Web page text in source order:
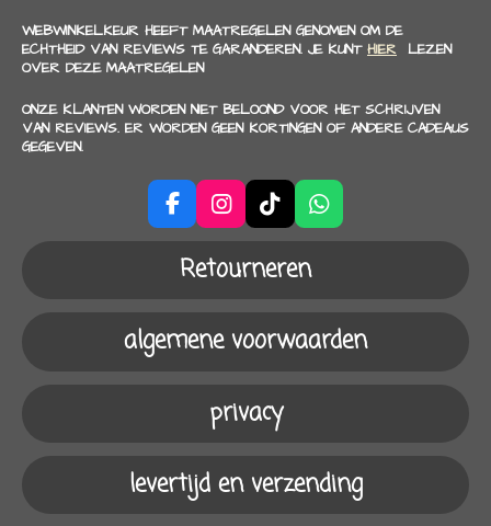
WEBWINKELKEUR HEEFT MAATREGELEN GENOMEN OM DE
ECHTHEID VAN REVIEWS TE GARANDEREN. JE KUNT HIER LEZEN
OVER DEZE MAATREGELEN
ONZE KLANTEN WORDEN NIET BELOOND VOOR HET SCHRIJVEN
VAN REVIEWS. ER WORDEN GEEN KORTINGEN OF ANDERE CADEAUS
GEGEVEN.
F
a
b
o
k
I
n
s
t
a
r
a
m
T
i
k
T
o
W
h
s
p
p
Retourneren
algemene voorwaarden
privacy
levertijd en verzending